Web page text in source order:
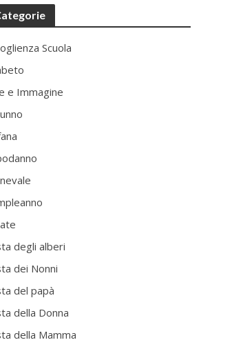
Scuola
e Immagine
degli alberi
dei Nonni
del papà
della Donna
della Mamma